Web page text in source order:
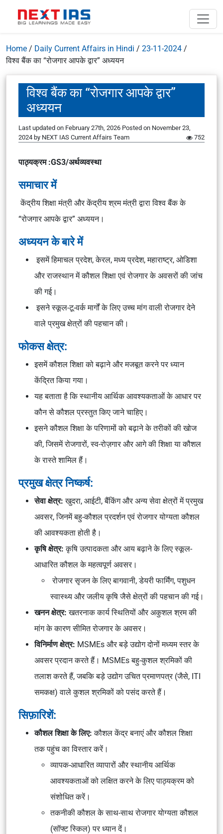
Home / Daily Current Affairs in Hindi / 23-11-2024 /
विश्व बैंक का “रोजगार आपके द्वार” अध्ययन
विश्व बैंक का “रोजगार आपके द्वार”
अध्ययन
Last updated on February 27th, 2026 Posted on November 23,
2024 by NEXT IAS Current Affairs Team 752
पाठ्यक्रम :GS3/अर्थव्यवस्था
समाचार में
केंद्रीय शिक्षा मंत्री और केंद्रीय श्रम मंत्री द्वारा विश्व बैंक के
“रोजगार आपके द्वार” अध्ययन।
अध्ययन के बारे में
इसमें हिमाचल प्रदेश, केरल, मध्य प्रदेश, महाराष्ट्र, ओडिशा
और राजस्थान में कौशल शिक्षा एवं रोजगार के अवसरों की जांच
की गई।
इसने स्कूल-टू-वर्क मार्गों के लिए उच्च मांग वाली रोजगार देने
वाले प्रमुख क्षेत्रों की पहचान की।
फोकस क्षेत्र:
इसमें कौशल शिक्षा को बढ़ाने और मजबूत करने पर ध्यान
केंद्रित किया गया।
यह बताता है कि स्थानीय आर्थिक आवश्यकताओं के आधार पर
कौन से कौशल प्रस्तुत किए जाने चाहिए।
इसने कौशल शिक्षा के परिणामों को बढ़ाने के तरीकों की खोज
की, जिसमें रोजगारों, स्व-रोज़गार और आगे की शिक्षा या कौशल
के रास्ते शामिल हैं।
प्रमुख क्षेत्र निष्कर्ष:
सेवा क्षेत्र:खुदरा, आईटी, बैंकिंग और अन्य सेवा क्षेत्रों में प्रमुख
अवसर, जिनमें बहु-कौशल प्रदर्शन एवं रोजगार योग्यता कौशल
की आवश्यकता होती है।
कृषि क्षेत्र:कृषि उत्पादकता और आय बढ़ाने के लिए स्कूल-
आधारित कौशल के महत्वपूर्ण अवसर।
रोजगार सृजन के लिए बागवानी, डेयरी फार्मिंग, पशुधन
स्वास्थ्य और जलीय कृषि जैसे क्षेत्रों की पहचान की गई।
खनन क्षेत्र:खतरनाक कार्य स्थितियों और अकुशल श्रम की
मांग के कारण सीमित रोजगार के अवसर।
विनिर्माण क्षेत्र: MSMEs और बड़े उद्योग दोनों मध्यम स्तर के
अवसर प्रदान करते हैं। MSMEs बहु-कुशल श्रमिकों की
तलाश करते हैं, जबकि बड़े उद्योग उचित प्रमाणपत्र (जैसे, ITI
समकक्ष) वाले कुशल श्रमिकों को पसंद करते हैं।
सिफ़ारिशें:
कौशल शिक्षा के लिए:कौशल केंद्र बनाएं और कौशल शिक्षा
तक पहुंच का विस्तार करें।
व्यापक-आधारित व्यापारों और स्थानीय आर्थिक
आवश्यकताओं को लक्षित करने के लिए पाठ्यक्रम को
संशोधित करें।
तकनीकी कौशल के साथ-साथ रोजगार योग्यता कौशल
(सॉफ्ट स्किल) पर ध्यान दें।